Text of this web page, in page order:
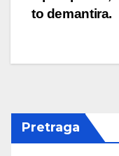
to demantira.
Pretraga